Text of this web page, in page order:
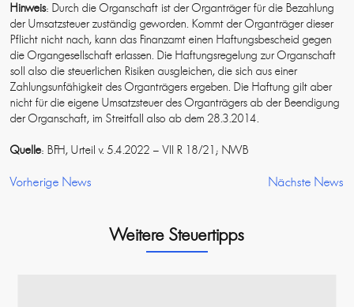
Hinweis: Durch die Organschaft ist der Organträger für die Bezahlung
der Umsatzsteuer zuständig geworden. Kommt der Organträger dieser
Pflicht nicht nach, kann das Finanzamt einen Haftungsbescheid gegen
die Organgesellschaft erlassen. Die Haftungsregelung zur Organschaft
soll also die steuerlichen Risiken ausgleichen, die sich aus einer
Zahlungsunfähigkeit des Organträgers ergeben. Die Haftung gilt aber
nicht für die eigene Umsatzsteuer des Organträgers ab der Beendigung
der Organschaft, im Streitfall also ab dem 28.3.2014.
Quelle: BFH, Urteil v. 5.4.2022 – VII R 18/21; NWB
Vorherige News Nächste News
Weitere Steuertipps